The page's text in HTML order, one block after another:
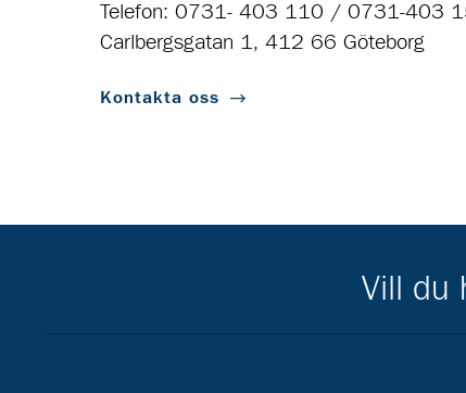
Telefon: 0731- 403 110 / 0731-403
Carlbergsgatan 1, 412 66 Göteborg
Kontakta oss
Vill du